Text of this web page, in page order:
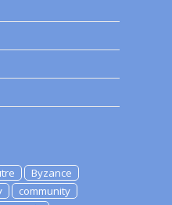
Byzance
community